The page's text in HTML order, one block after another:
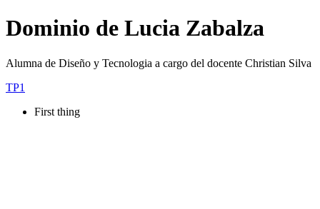
Dominio de Lucia Zabalza
Alumna de Diseño y Tecnologia a cargo del docente Christian Silva
TP1
First thing